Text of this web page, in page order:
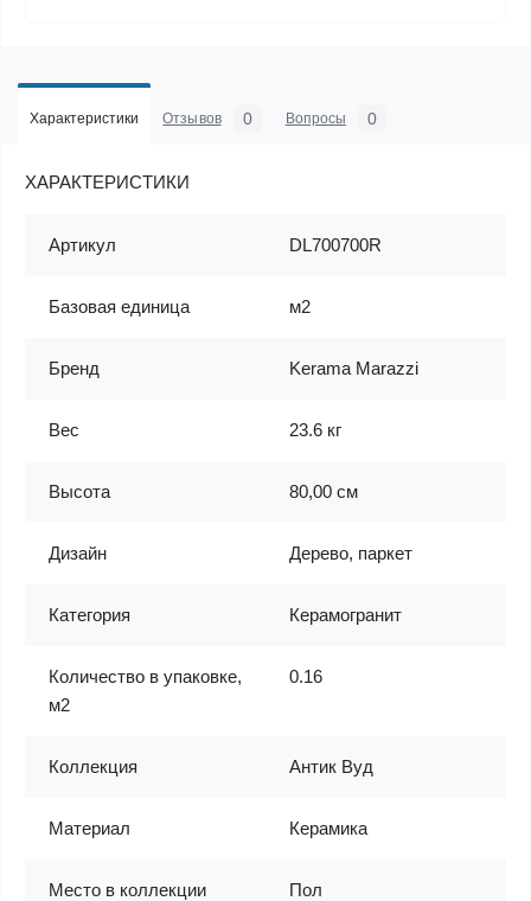
Характеристики Отзывов 0 Вопросы 0
ХАРАКТЕРИСТИКИ
Артикул DL700700R
Базовая единица м2
Бренд Kerama Marazzi
Вес 23.6 кг
Высота 80,00 см
Дизайн Дерево, паркет
Категория Керамогранит
Количество в упаковке,
м2
0.16
Коллекция Антик Вуд
Материал Керамика
Место в коллекции Пол